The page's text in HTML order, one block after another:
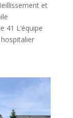
et
41 L’équipe